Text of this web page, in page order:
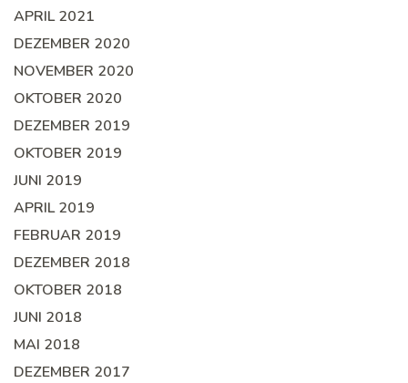
APRIL 2021
DEZEMBER 2020
NOVEMBER 2020
OKTOBER 2020
DEZEMBER 2019
OKTOBER 2019
JUNI 2019
APRIL 2019
FEBRUAR 2019
DEZEMBER 2018
OKTOBER 2018
JUNI 2018
MAI 2018
DEZEMBER 2017